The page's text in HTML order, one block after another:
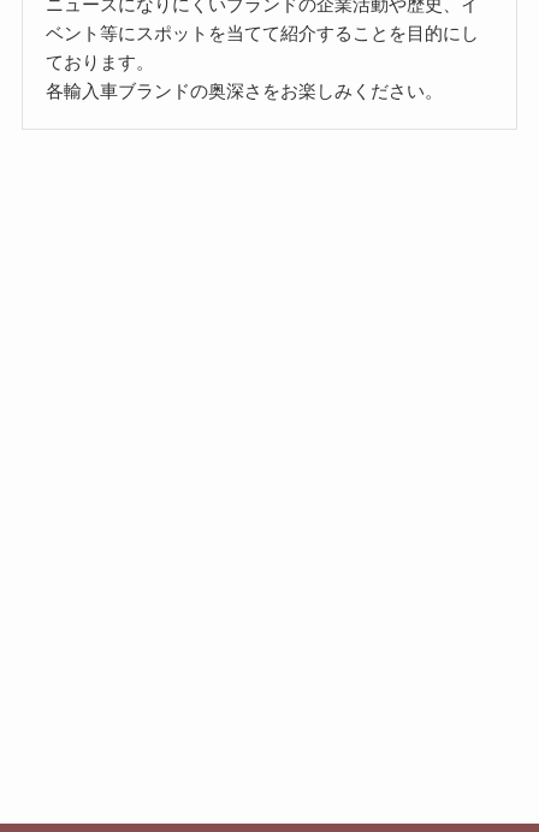
ベント等にスポットを当てて紹介することを目的にし
ております。
各輸入車ブランドの奥深さをお楽しみください。